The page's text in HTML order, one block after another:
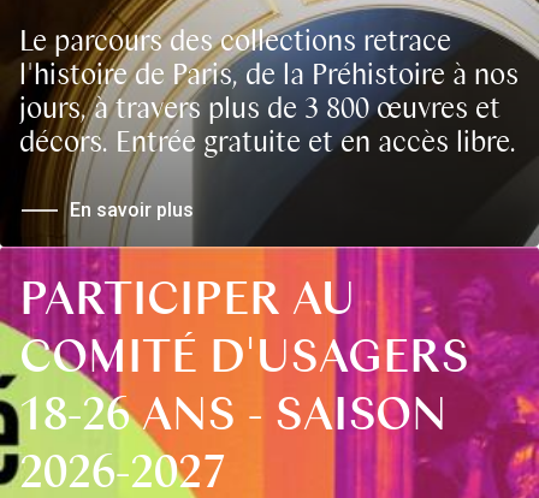
Le parcours des collections retrace
l'histoire de Paris, de la Préhistoire à nos
jours, à travers plus de 3 800 œuvres et
décors. Entrée gratuite et en accès libre.
En savoir plus
PARTICIPER AU
COMITÉ D'USAGERS
18-26 ANS - SAISON
2026-2027